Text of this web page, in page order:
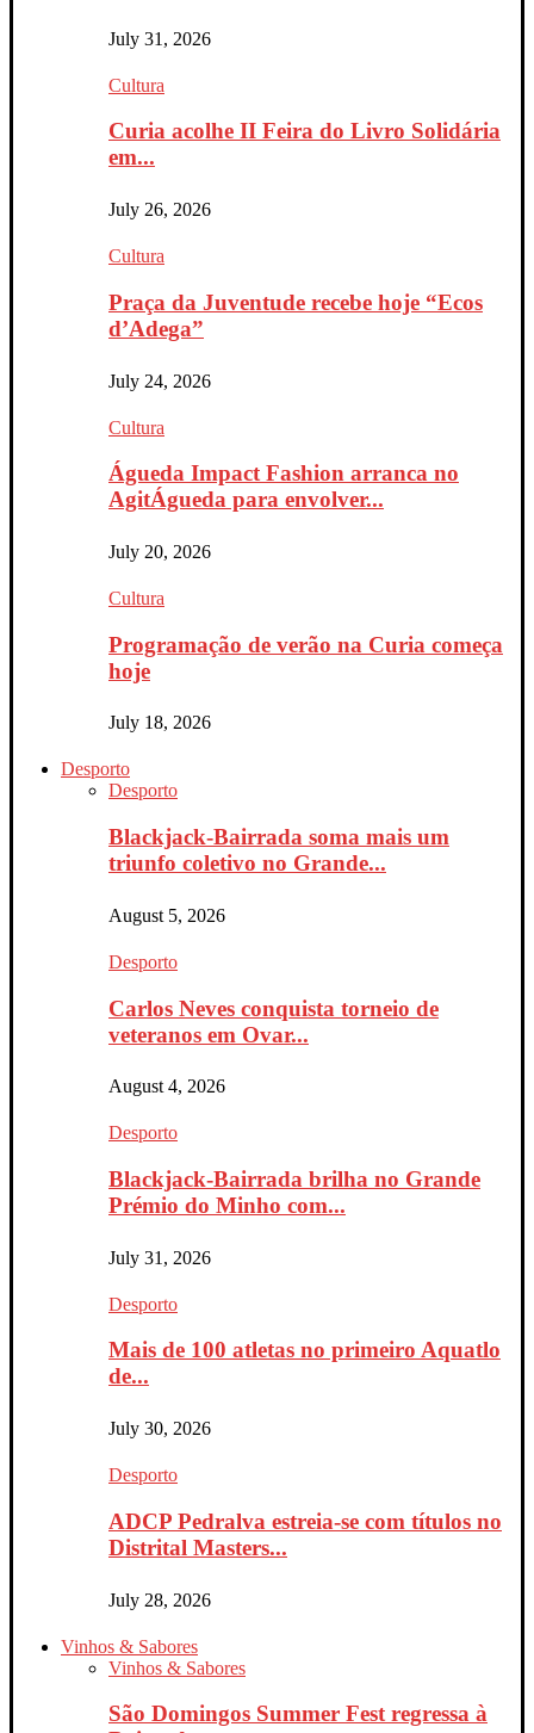
July 31, 2026
Cultura
Curia acolhe II Feira do Livro Solidária
em...
July 26, 2026
Cultura
Praça da Juventude recebe hoje “Ecos
d’Adega”
July 24, 2026
Cultura
Águeda Impact Fashion arranca no
AgitÁgueda para envolver...
July 20, 2026
Cultura
Programação de verão na Curia começa
hoje
July 18, 2026
Desporto
Desporto
Blackjack-Bairrada soma mais um
triunfo coletivo no Grande...
August 5, 2026
Desporto
Carlos Neves conquista torneio de
veteranos em Ovar...
August 4, 2026
Desporto
Blackjack-Bairrada brilha no Grande
Prémio do Minho com...
July 31, 2026
Desporto
Mais de 100 atletas no primeiro Aquatlo
de...
July 30, 2026
Desporto
ADCP Pedralva estreia-se com títulos no
Distrital Masters...
July 28, 2026
Vinhos & Sabores
Vinhos & Sabores
São Domingos Summer Fest regressa à